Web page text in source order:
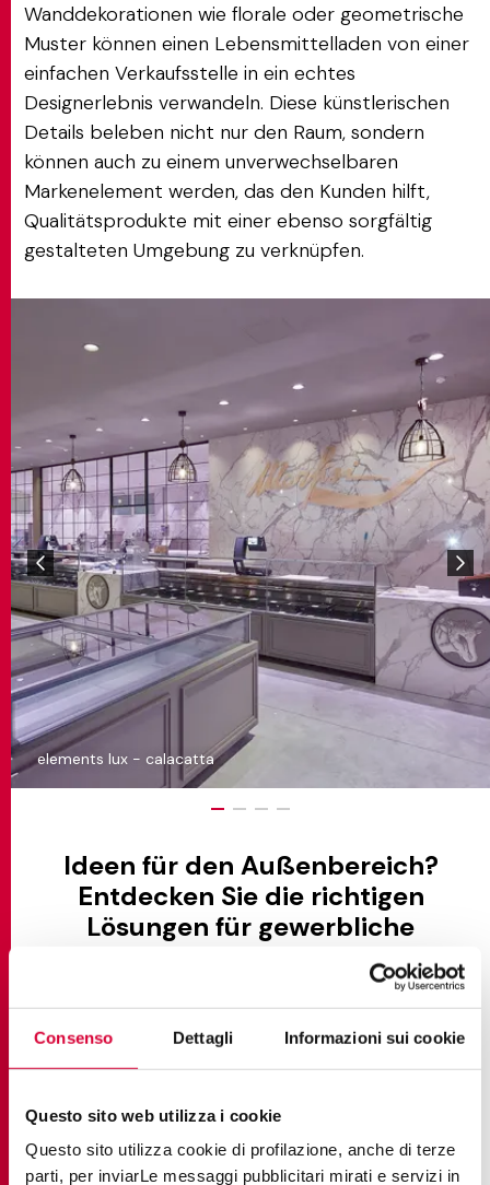
Consenso Dettagli Informazioni sui cookie
Questo sito web utilizza i cookie
Questo sito utilizza cookie di profilazione, anche di terze
parti, per inviarLe messaggi pubblicitari mirati e servizi in
elements lux - calacatta
Wanddekorationen wie florale oder geometrische
Muster können einen Lebensmittelladen von einer
einfachen Verkaufsstelle in ein echtes
Designerlebnis verwandeln. Diese künstlerischen
Details beleben nicht nur den Raum, sondern
können auch zu einem unverwechselbaren
Markenelement werden, das den Kunden hilft,
Qualitätsprodukte mit einer ebenso sorgfältig
gestalteten Umgebung zu verknüpfen.
Ideen für den Außenbereich?
Entdecken Sie die richtigen
Lösungen für gewerbliche
von Innenräumen, sondern erweist sich auch als
Geschäften und kommerziellen Einrichtungen, da
es Haltbarkeit, Ästhetik und Sicherheit bietet. In
Freiflächen, wo die natürlichen Elemente die